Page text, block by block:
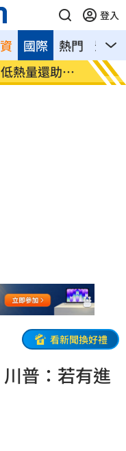
登入
熱門 影音
國際
熱量還助排
摯友
哭！
看新聞換好禮
普：若有進